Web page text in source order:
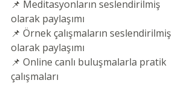
📌 Meditasyonların seslendirilmiş
olarak paylaşımı
📌 Örnek çalışmaların seslendirilmiş
olarak paylaşımı
📌 Online canlı buluşmalarla pratik
çalışmaları